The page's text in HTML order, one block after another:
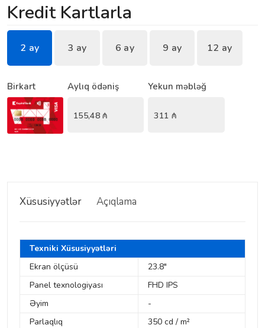
Kredit Kartlarla
2 ay 3 ay 6 ay 9 ay 12 ay
Birkart Aylıq ödəniş
155,48₼
Yekun məbləğ
311 ₼
Xüsusiyyətlər Açıqlama
Texniki Xüsusiyyətləri
Ekran ölçüsü
23.8"
Panel texnologiyası
FHD IPS
Əyim
-
Parlaqlıq
350 cd / m²